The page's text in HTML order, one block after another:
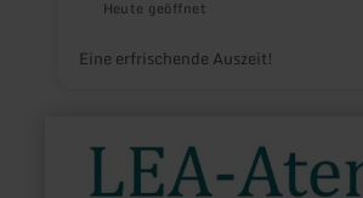
Heute geöffnet
Eine erfrischende Auszeit!
erfahren